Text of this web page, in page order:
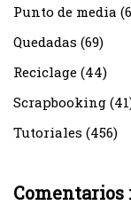
Punto de media
Quedadas (69)
Reciclage (44)
Scrapbooking
Tutoriales (456)
Comentarios